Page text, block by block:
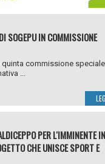
SOGEPU IN COMMISSIONE
commissione speciale
...
PER L'IMMINENTE
CHE UNISCE SPORT E